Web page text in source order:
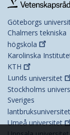
Göteborgs
Chalmers tekniska
högskola
Karolinska
KTH
Lunds universitet
Stockholms
Sveriges
lantbruksuniversitet
Umeåuniversitet